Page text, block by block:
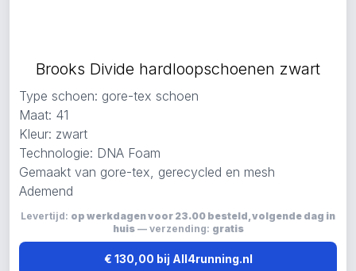
Brooks Divide hardloopschoenen zwart
Type schoen: gore-tex schoen
Maat: 41
Kleur: zwart
Technologie: DNA Foam
Gemaakt van gore-tex, gerecycled en mesh
Ademend
Levertijd: op werkdagen voor 23.00 besteld, volgende dag in
huis— verzending: gratis
€ 130,00 bij All4running.nl